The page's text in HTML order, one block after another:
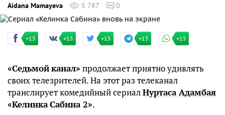
Aidana Mamayeva
5 787 0
+15 +15 +15 +15 +15
«Седьмойканал» продолжает приятно удивлять
своих телезрителей. На этот раз телеканал
транслирует комедийный сериалНуртаса Адамбая
«КелинкаСабина2».